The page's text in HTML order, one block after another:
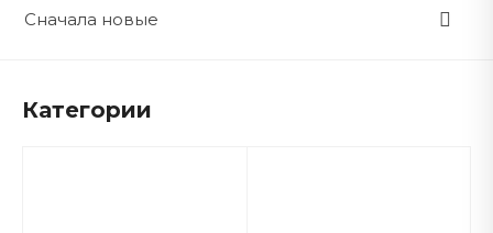
Сначала новые
Категории